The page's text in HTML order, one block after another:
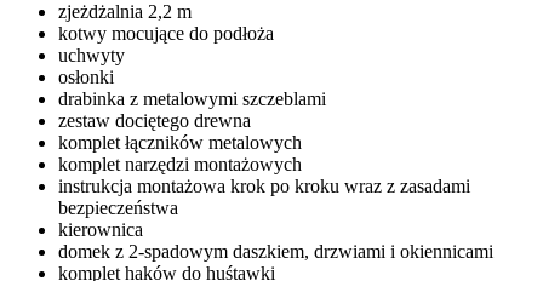
zjeżdżalnia 2,2 m
kotwy mocujące do podłoża
uchwyty
osłonki
drabinka z metalowymi szczeblami
zestaw dociętego drewna
komplet łączników metalowych
komplet narzędzi montażowych
instrukcja montażowa krok po kroku wraz z zasadami
bezpieczeństwa
kierownica
domek z 2-spadowym daszkiem, drzwiami i okiennicami
komplet haków do huśtawki